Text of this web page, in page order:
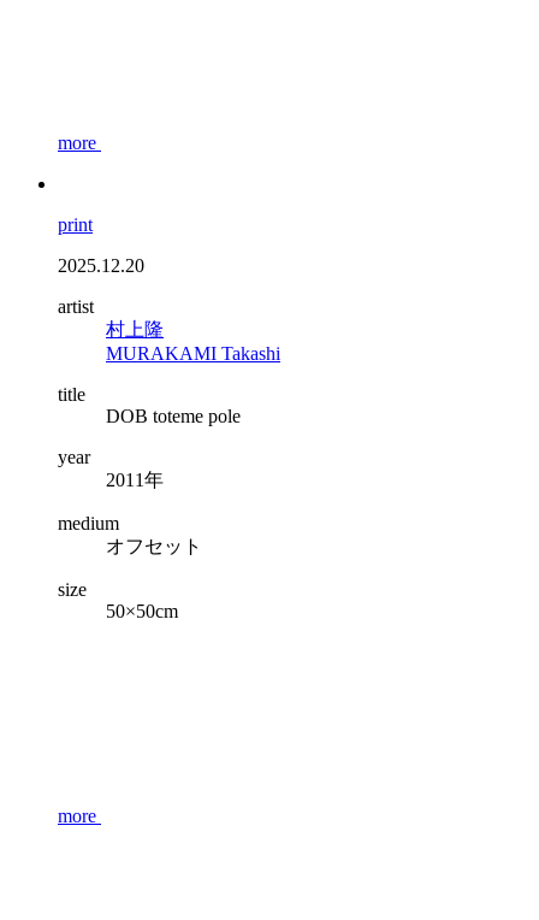
more
print
2025.12.20
artist
村上隆
MURAKAMI Takashi
title
DOB toteme pole
year
2011年
medium
オフセット
size
50×50cm
more